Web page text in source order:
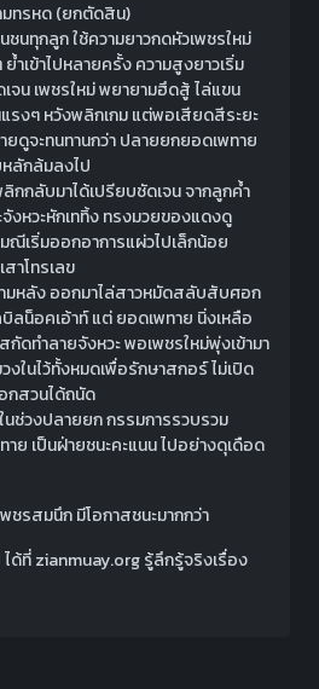
มทรหด (ยกตัดสิน)
ชนทุกลูก ใช้ความยาวกดหัวเพชรใหม่
ำเข้าไปหลายครั้ง ความสูงยาวเริ่ม
จน เพชรใหม่ พยายามฮึดสู้ ไล่แขน
รงๆ หวังพลิกเกม แต่พอเสียดสีระยะ
ยดูจะทนทานกว่า ปลายยกยอดเพทาย
ลักล้มลงไป
กลับมาได้เปรียบชัดเจน จากลูกค้ำ
งหวะหักเททิ้ง ทรงมวยของแดงดู
ณีเริ่มออกอาการแผ่วไปเล็กน้อย
าโทรเลข
ามหลัง ออกมาไล่สาวหมัดสลับสับศอก
ลน็อคเอ้าท์ แต่ ยอดเพทาย นิ่งเหลือ
กัดทำลายจังหวะ พอเพชรใหม่พุ่งเข้ามา
ในไว้ทั้งหมดเพื่อรักษาสกอร์ ไม่เปิด
กสวนได้ถนัด
ช่วงปลายยก กรรมการรวบรวม
ย เป็นฝ่ายชนะคะแนน ไปอย่างดุเดือด
พชรสมนึกมีโอกาสชนะมากกว่า
ด้ที่ zianmuay.org รู้ลึกรู้จริงเรื่อง